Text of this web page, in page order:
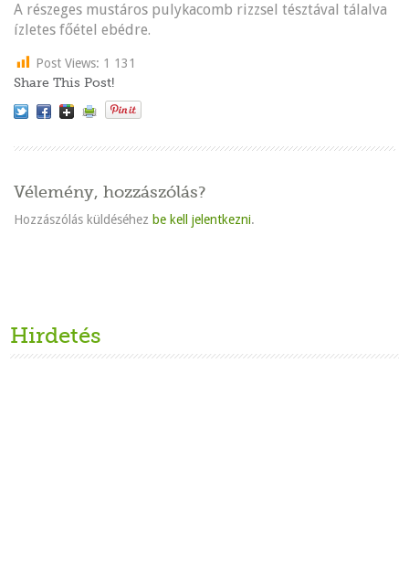
A részeges mustáros pulykacomb rizzsel tésztával tálalva
ízletes főétel ebédre.
Post Views: 1 131
Share This Post!
Vélemény, hozzászólás?
Hozzászólás küldéséhez be kell jelentkezni.
Hirdetés